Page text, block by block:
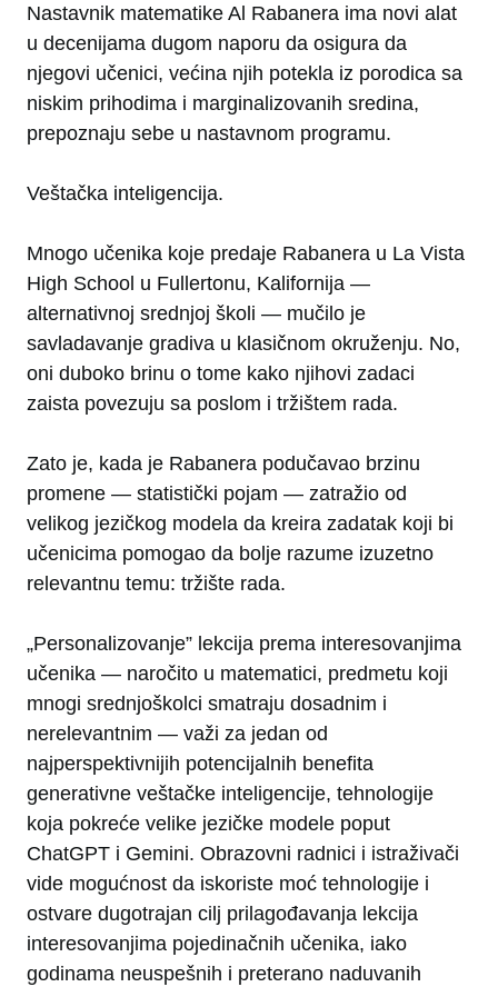
Nastavnik matematike Al Rabanera ima novi alat
u decenijama dugom naporu da osigura da
njegovi učenici, većina njih potekla iz porodica sa
niskim prihodima i marginalizovanih sredina,
prepoznaju sebe u nastavnom programu.
Veštačka inteligencija.
Mnogo učenika koje predaje Rabanera u La Vista
High School u Fullertonu, Kalifornija —
alternativnoj srednjoj školi — mučilo je
savladavanje gradiva u klasičnom okruženju. No,
oni duboko brinu o tome kako njihovi zadaci
zaista povezuju sa poslom i tržištem rada.
Zato je, kada je Rabanera podučavao brzinu
promene — statistički pojam — zatražio od
velikog jezičkog modela da kreira zadatak koji bi
učenicima pomogao da bolje razume izuzetno
relevantnu temu: tržište rada.
„Personalizovanje” lekcija prema interesovanjima
učenika — naročito u matematici, predmetu koji
mnogi srednjoškolci smatraju dosadnim i
nerelevantnim — važi za jedan od
najperspektivnijih potencijalnih benefita
generativne veštačke inteligencije, tehnologije
koja pokreće velike jezičke modele poput
ChatGPT i Gemini. Obrazovni radnici i istraživači
vide mogućnost da iskoriste moć tehnologije i
ostvare dugotrajan cilj prilagođavanja lekcija
interesovanjima pojedinačnih učenika, iako
godinama neuspešnih i preterano naduvanih